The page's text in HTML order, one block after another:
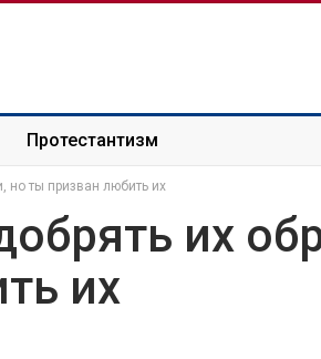
Протестантизм
но ты призван любить их
их
их